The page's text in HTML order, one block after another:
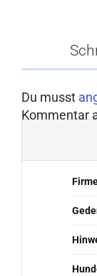
Du musst
Kommentar